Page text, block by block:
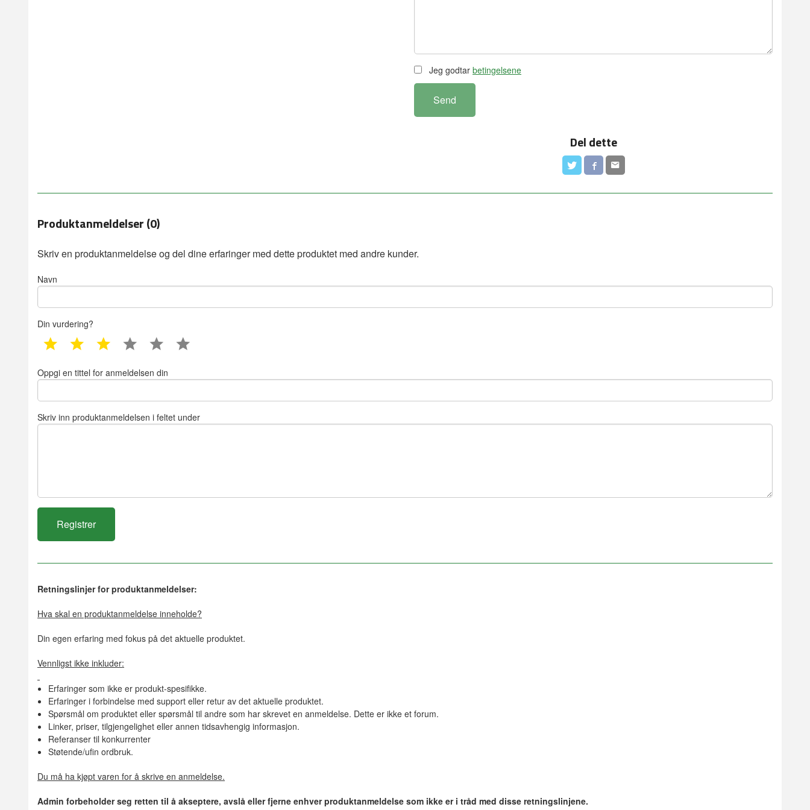
Jeg godtar betingelsene
Send
Del dette
Produktanmeldelser (0)
Skriv en produktanmeldelse og del dine erfaringer med dette produktet med andre kunder.
Navn
Din vurdering?
1 star 2 star 3 star 4 star 5 star
Oppgi en tittel for anmeldelsen din
Skriv inn produktanmeldelsen i feltet under
Retningslinjer for produktanmeldelser:
Hva skal en produktanmeldelse inneholde?
Din egen erfaring med fokus på det aktuelle produktet.
Vennligst ikke inkluder:
Erfaringer som ikke er produkt-spesifikke.
Erfaringer i forbindelse med support eller retur av det aktuelle produktet.
Spørsmål om produktet eller spørsmål til andre som har skrevet en anmeldelse. Dette er ikke et forum.
Linker, priser, tilgjengelighet eller annen tidsavhengig informasjon.
Referanser til konkurrenter
Støtende/ufin ordbruk.
Du må ha kjøpt varen for å skrive en anmeldelse.
Admin forbeholder seg retten til å akseptere, avslå eller fjerne enhver produktanmeldelse som ikke er i tråd med disse retningslinjene.